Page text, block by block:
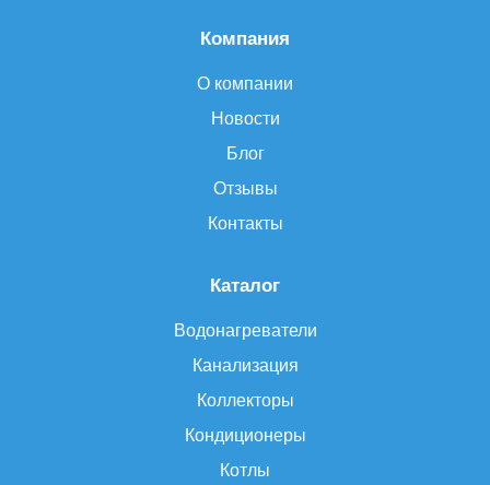
Каталог
Водонагреватели
Канализация
Коллекторы
Кондиционеры
Котлы
Компания
О компании
Новости
Блог
Отзывы
Контакты